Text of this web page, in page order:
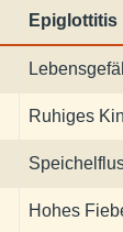
Epiglottitis
Ruhiges
Hohes